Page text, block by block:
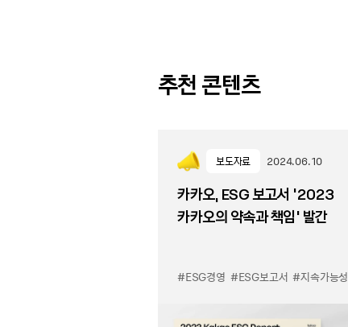
추천 콘텐츠
보도자료 2024.06.10
카카오, ESG 보고서 ‘2023
카카오의 약속과 책임' 발간
#ESG경영 #ESG보고서 #지속가능성